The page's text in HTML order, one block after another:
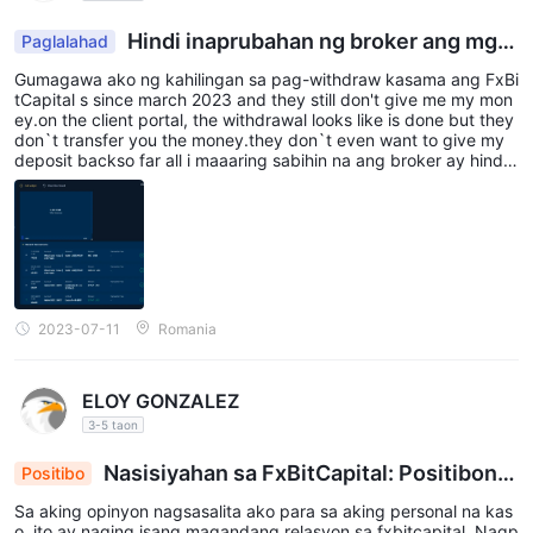
Mga account
mga mamumuhunan FxBitCapital . angClassic na Account,
Pro Account, at VIP Accountay dinisenyo para sa mga
indibidwal na mangangalakal, bawat isa ay nag-aalok ng mga
natatanging tampok at benepisyo. Ang mga account na ito ay
may a
ginagawang naa-access ang mga ito sa mga mangangalakal na
may iba't ibang antas ng kapital.
bukod pa rito, FxBitCapital nagbibigay ng mga espesyal na
opsyon sa account tulad ng
pamahalaan ang mga pondo sa ngalan ng maraming
mamumuhunan, at ang
ang maraming account nang sabay-sabay.
AngFxBitCopy Accountay partikular na iniakma para sa
Paglalahad
Hindi inaprubahan ng broker ang mga
withdrawal
Gumagawa ako ng kahilingan sa pag-withdraw kasama ang FxBi
tCapital s since march 2023 and they still don't give me my mon
ey.on the client portal, the withdrawal looks like is done but they
don`t transfer you the money.they don`t even want to give my
deposit backso far all i maaaring sabihin na ang broker ay hindi t
umatanggap ng mga withdrawal. iwasan ang fx bitcapital kung
2023-07-11 Romania
ELOY GONZALEZ
3-5 taon
Positibo
Nasisiyahan sa FxBitCapital: Positibong
Karanasan at Mga Referral na Umaabot ng Isang
Taon at Kalahati
Sa aking opinyon nagsasalita ako para sa aking personal na kas